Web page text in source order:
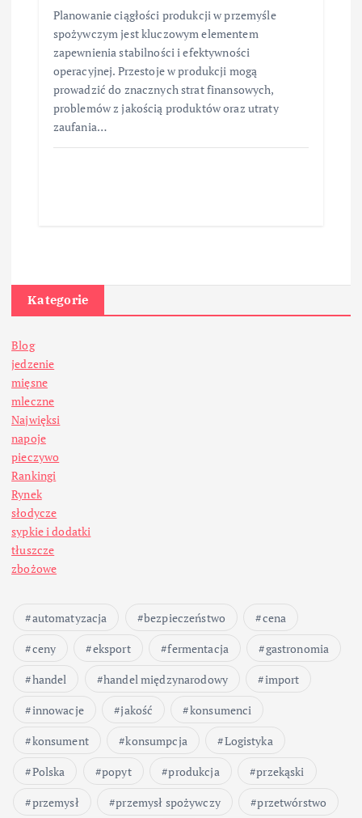
Planowanie ciągłości produkcji w przemyśle
spożywczym jest kluczowym elementem
zapewnienia stabilności i efektywności
operacyjnej. Przestoje w produkcji mogą
prowadzić do znacznych strat finansowych,
problemów z jakością produktów oraz utraty
zaufania…
Kategorie
Blog
jedzenie
mięsne
mleczne
Najwięksi
napoje
pieczywo
Rankingi
Rynek
słodycze
sypkie i dodatki
tłuszcze
zbożowe
automatyzacja bezpieczeństwo
cena
ceny
eksport fermentacja
gastronomia
handel
handel międzynarodowy
import
innowacje
jakość
konsumenci
konsument
konsumpcja
Logistyka
Polska
popyt produkcja
przekąski
przemysł
przemysł spożywczy
przetwórstwo